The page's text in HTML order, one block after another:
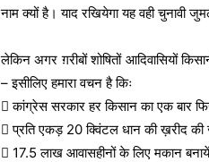
नाम क्यों है। याद रखियेगा यह वही
लेकिन अगर ग़रीबों शोषितों आदिवासियों
– इसीलिए हमारा वचन है किः
 कांग्रेस सरकार हर किसान का एक बार
 प्रति एकड़ 20 क्विंटल धान की ख़रीद की
 17.5 लाख आवासहीनों के लिए मकान